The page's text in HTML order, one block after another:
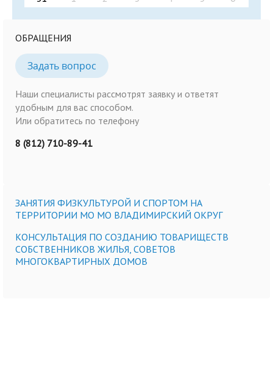
ОБРАЩЕНИЯ
Задать вопрос
Наши специалисты рассмотрят заявку и ответят
удобным для вас способом.
Или обратитесь по телефону
8 (812) 710-89-41
ЗАНЯТИЯ ФИЗКУЛЬТУРОЙ И СПОРТОМ НА
ТЕРРИТОРИИ МО МО ВЛАДИМИРСКИЙ ОКРУГ
КОНСУЛЬТАЦИЯ ПО СОЗДАНИЮ ТОВАРИЩЕСТВ
СОБСТВЕННИКОВ ЖИЛЬЯ, СОВЕТОВ
МНОГОКВАРТИРНЫХ ДОМОВ